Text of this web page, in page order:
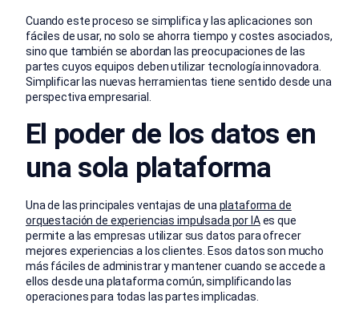
Cuando este proceso se simplifica y las aplicaciones son
fáciles de usar, no solo se ahorra tiempo y costes asociados,
sino que también se abordan las preocupaciones de las
partes cuyos equipos deben utilizar tecnología innovadora.
Simplificar las nuevas herramientas tiene sentido desde una
perspectiva empresarial.
El poder de los datos en
una sola plataforma
Una de las principales ventajas de una plataforma de
orquestación de experiencias impulsada por IAes que
permite a las empresas utilizar sus datos para ofrecer
mejores experiencias a los clientes. Esos datos son mucho
más fáciles de administrar y mantener cuando se accede a
ellos desde una plataforma común, simplificando las
operaciones para todas las partes implicadas.